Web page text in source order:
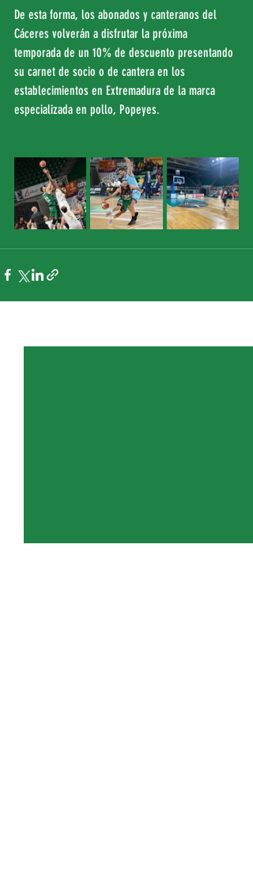
De esta forma, los abonados y canteranos del
Cáceres volverán a disfrutar la próxima
temporada de un 10% de descuento presentando
su carnet de socio o de cantera en los
establecimientos en Extremadura de la marca
especializada en pollo, Popeyes.